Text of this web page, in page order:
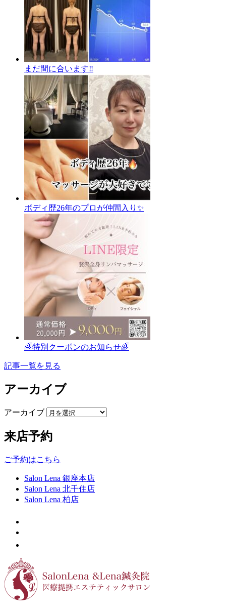
まだ間に合います‼️
ボディ歴26年のプロが仲間入り✨
🌈特別クーポンのお知らせ🌈
記事一覧を見る
アーカイブ
アーカイブ
来店予約
ご予約はこちら
Salon Lena 銀座本店
Salon Lena 北千住店
Salon Lena 柏店